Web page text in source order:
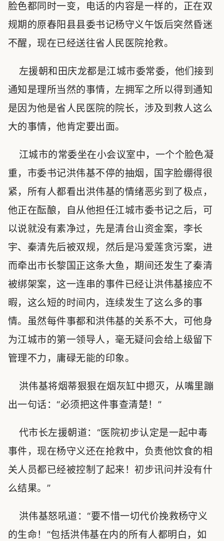
脸色都同时一变，电话的内容是一样的，正在双
规期的原春阳县县委书记杨守义午饭后突然昏迷
不醒，现在已经送往省人民医院抢救。
左援朝和田庆龙都是江城市委常委，他们接到
通知是理所当然的事情，左拥军之所以得到通知
是因为他是省人民医院的院长，涉及到救人这么
大的事情，他肯定要出面。
江城市的常委坐在小会议室中，一个个脸色凝
重，市委书记洪伟基不停的抽烟，国字脸绷得很
紧，所有人都看出洪伟基的情绪恶劣到了极点，
他正在酝酿，自从他担任江城市委书记之后，可
以说就没有素净过，先是清台山资金案，李长
宇、秦清先后被双规，然后是冯爱莲贪污案，进
而牵出市长黎国正这条大鱼，期间还发生了秦清
被绑架案，这一连串的事件已经让洪伟基接应不
暇，这么短的时间内，连续发生了这么多的事
情。虽然每件事都和洪伟基的关系不大，可他身
为江城市的第一领导人，毫无疑问会给上级留下
管理不力，庸碌无能的印象。
洪伟基将烟蒂狠狠在烟灰缸中摁灭，从嘴里蹦
出一句话：“必须把这件事查清楚！”
代市长左援朝道：“医院初步认定是一起中毒
事件，现在杨守义还在抢救中，负责他饮食的相
关人员都已经被控制了起来！初步讯问并没有什
么结果。”
洪伟基怒吼道：“要不惜一切代价挽救杨守义
的生命！”包括洪伟基在内的所有人都明白，如